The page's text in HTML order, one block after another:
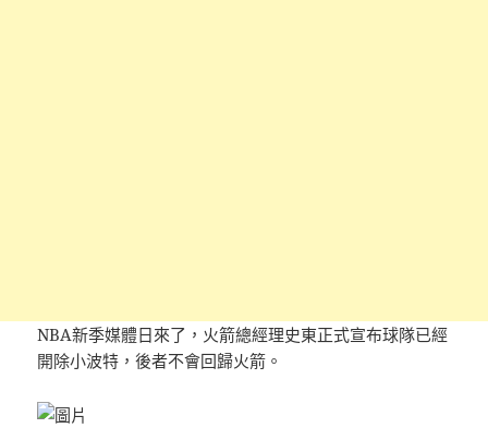
NBA新季媒體日來了，火箭總經理史東正式宣布球隊已經
開除小波特，後者不會回歸火箭。